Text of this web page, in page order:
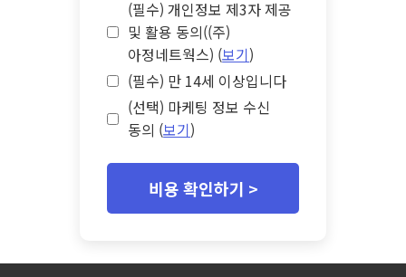
(필수) 개인정보 제3자 제공
및 활용 동의((주)
아정네트웍스) (보기)
(필수) 만 14세 이상입니다
(선택) 마케팅 정보 수신
동의 (보기)
비용 확인하기 >